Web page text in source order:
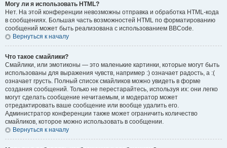
Могу ли я использовать HTML?
Нет. На этой конференции невозможны отправка и обработка HTML-кода
в сообщениях. Большая часть возможностей HTML по форматированию
сообщений может быть реализована с использованием BBCode.
Вернуться к началу
Что такое смайлики?
Смайлики, или эмотиконы — это маленькие картинки, которые могут быть
использованы для выражения чувств, например :) означает радость, а :(
означает грусть. Полный список смайликов можно увидеть в форме
создания сообщений. Только не перестарайтесь, используя их: они легко
могут сделать сообщение нечитаемым, и модератор может
отредактировать ваше сообщение или вообще удалить его.
Администратор конференции также может ограничить количество
смайликов, которое можно использовать в сообщении.
Вернуться к началу